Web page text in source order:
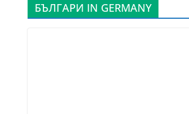
БЪЛГАРИ IN GERMANY